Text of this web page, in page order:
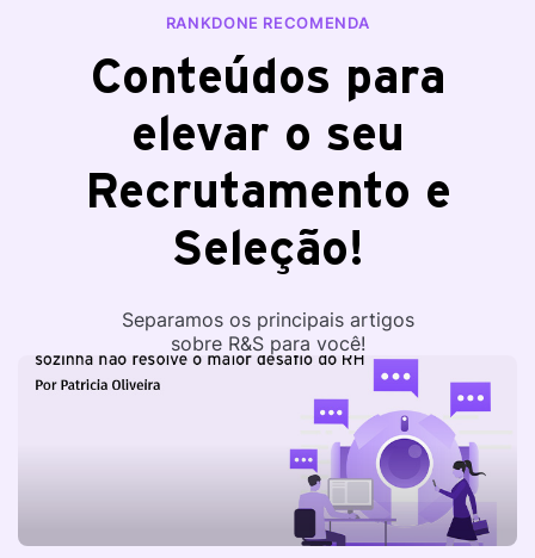
RANKDONE RECOMENDA
Conteúdos para
elevar o seu
Recrutamento e
Seleção!
Separamos os principais artigos
sobre R&S para você!